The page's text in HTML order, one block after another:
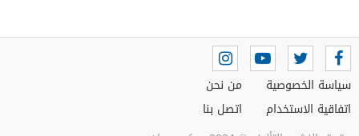
سياسة الخصوصية
اتفاقية الاستخدام
من نحن
اتصل بنا